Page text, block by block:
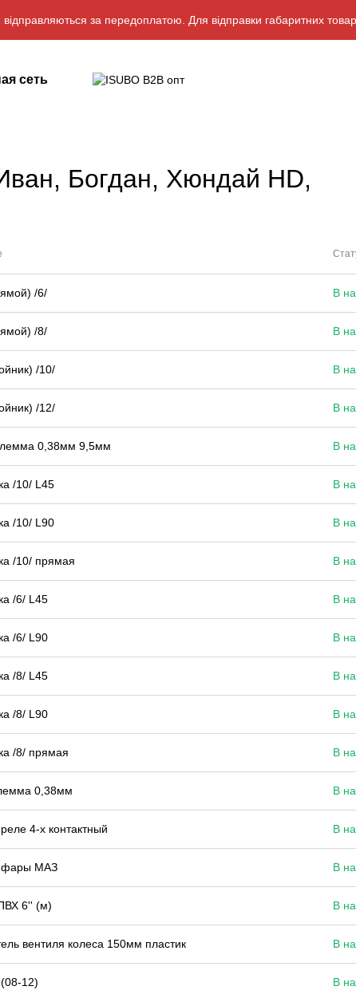
за передоплатою. Для відправки габаритних
сеть
Богдан, Хюндай HD,
/6/ В
/8/ В
/10/ В
/12/ В
0,38мм 9,5мм В
/10/ L45 В
/10/ L90 В
/10/ прямая В
/6/ L45 В
/6/ L90 В
/8/ L45 В
/8/ L90 В
/8/ прямая В
0,38мм В
4-х контактный В
фары МАЗ В
6'' (м) В
вентиля колеса 150мм пластик В
12) В